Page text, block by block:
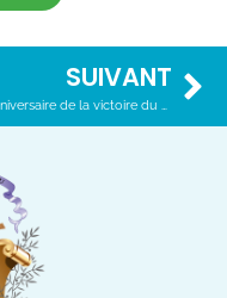
SUIVANT
78è anniversaire de la victoire du 8 mai 1945